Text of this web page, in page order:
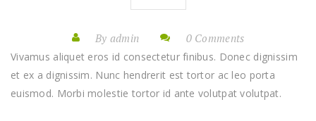
By admin 0 Comments
Vivamus aliquet eros id consectetur finibus. Donec dignissim
et ex a dignissim. Nunc hendrerit est tortor ac leo porta
euismod. Morbi molestie tortor id ante volutpat volutpat.